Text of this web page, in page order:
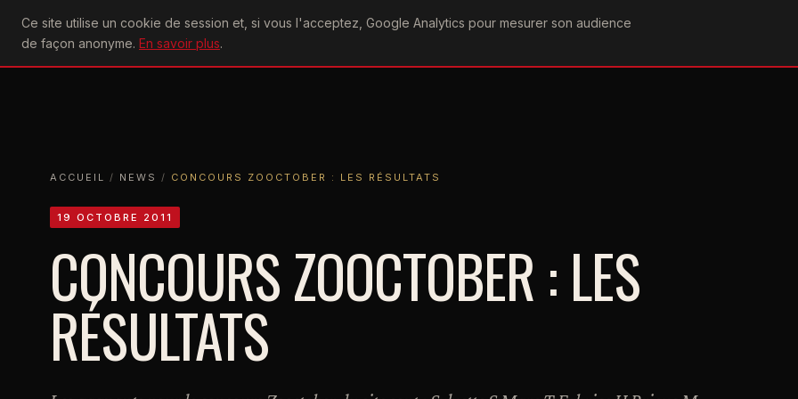
Ce site utilise un cookie de session et, si vous l'acceptez, Google Analytics pour mesurer son audience
de façon anonyme. En savoir plus.
U2achtung
ACCUEIL
ACTU CONCERTS DISCOGRAPHIEPAROLESVIDÉOGRAPHIEFORUMS
ACCUEIL / NEWS / CONCOURS ZOOCTOBER : LES RÉSULTATS
19 OCTOBRE 2011
CONCOURS ZOOCTOBER : LES
RÉSULTATS